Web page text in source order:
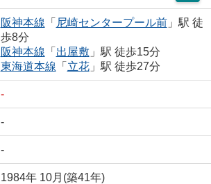
阪神本線 「 尼崎センタープール前」駅 徒
歩8分
阪神本線 「 出屋敷 」駅 徒歩15分
東海道本線 「 立花」駅 徒歩27分
-
-
-
1984年 10月(築41年)